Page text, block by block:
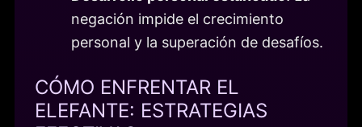
negación impide el crecimiento
personal y la superación de desafíos.
CÓMO ENFRENTAR EL
ELEFANTE: ESTRATEGIAS